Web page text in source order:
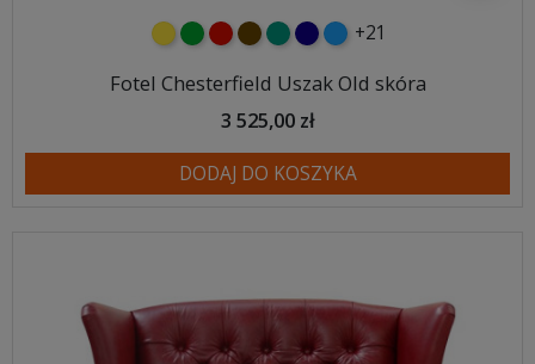
żółtyzielonyczerwony
czekoladowy
turkusowy
granatowy
niebieski
+21
Fotel Chesterfield Uszak Old skóra
3 525,00 zł
DODAJ DO KOSZYKA